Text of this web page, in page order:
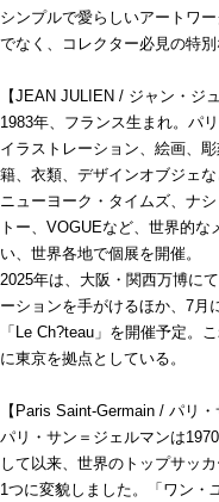
シンプルで愛らしいアートワ
でなく、コレクター必見の特別
【JEAN JULIEN / ジャン・ジ
1983年、フランス生まれ。パリ
イラストレーション、絵画、
籍、衣類、デザインオブジェ
ニューヨーク・タイムズ、ナ
トー、VOGUEなど、世界的
い、世界各地で個展を開催。
2025年は、大阪・関西万博に
ーションを手がけるほか、7月
「Le Ch?teau」を開催予定。
に東京を拠点としている。
【Paris Saint-Germain / パリ・
パリ・サン＝ジェルマンは
して以来、世界のトップサッ
1つに変貌しました。「ワン・